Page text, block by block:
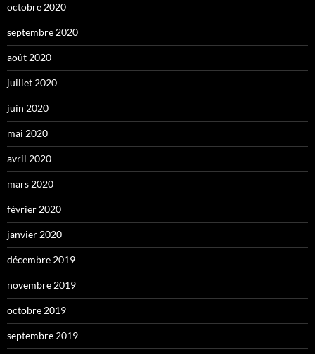
octobre 2020
septembre 2020
août 2020
juillet 2020
juin 2020
mai 2020
avril 2020
mars 2020
février 2020
janvier 2020
décembre 2019
novembre 2019
octobre 2019
septembre 2019